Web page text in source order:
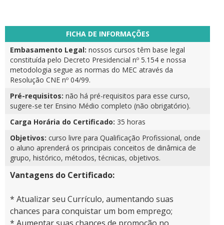
FICHA DE INFORMAÇÕES
Embasamento Legal: nossos cursos têm base legal
constituída pelo Decreto Presidencial nº 5.154 e nossa
metodologia segue as normas do MEC através da
Resolução CNE nº 04/99.
Pré-requisitos: não há pré-requisitos para esse curso,
sugere-se ter Ensino Médio completo (não obrigatório).
Carga Horária do Certificado: 35 horas
Objetivos: curso livre para Qualificação Profissional, onde
o aluno aprenderá os principais conceitos de dinâmica de
grupo, histórico, métodos, técnicas, objetivos.
Vantagens do Certificado:
* Atualizar seu Currículo, aumentando suas
chances para conquistar um bom emprego;